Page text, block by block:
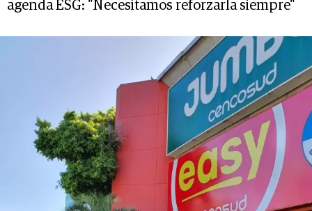
agenda ESG: "Necesitamos reforzarla siempre"